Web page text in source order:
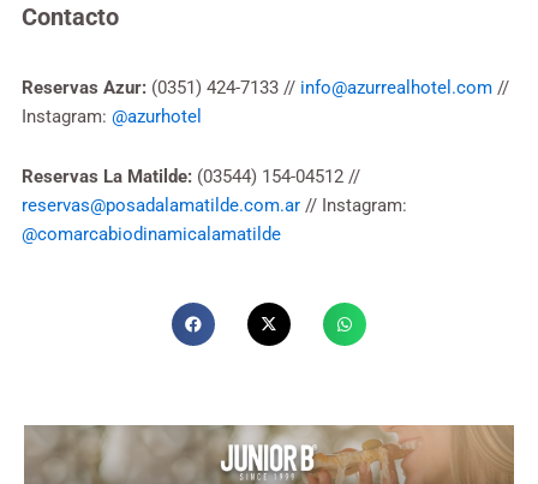
Contacto
Reservas Azur: (0351) 424-7133 // info@azurrealhotel.com //
Instagram: @azurhotel
Reservas La Matilde: (03544) 154-04512 //
reservas@posadalamatilde.com.ar // Instagram:
@comarcabiodinamicalamatilde